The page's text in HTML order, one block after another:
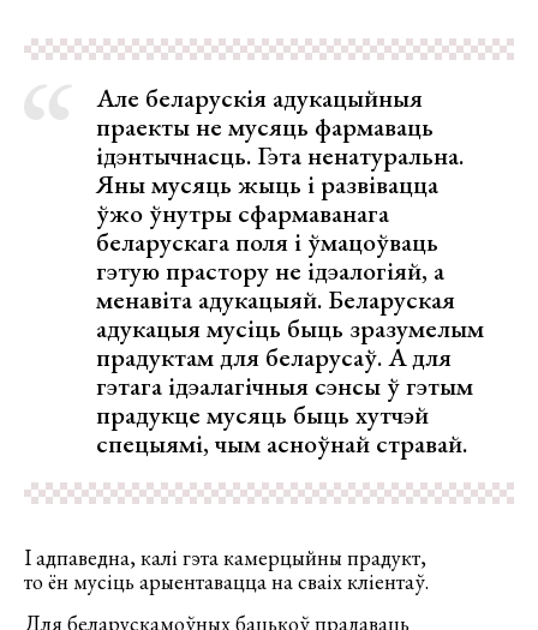
Але беларускія адукацыйныя
праекты не мусяць фармаваць
ідэнтычнасць. Гэта ненатуральна.
Яны мусяць жыць і развівацца
ўжо ўнутры сфармаванага
беларускага поля і ўмацоўваць
гэтую прастору не ідэалогіяй, а
менавіта адукацыяй. Беларуская
адукацыя мусіць быць зразумелым
прадуктам для беларусаў. А для
гэтага ідэалагічныя сэнсы ў гэтым
прадукце мусяць быць хутчэй
спецыямі, чым асноўнай стравай.
І адпаведна, калі гэта камерцыйны прадукт,
то ён мусіць арыентавацца на сваіх кліентаў.
Для беларускамоўных бацькоў прадаваць